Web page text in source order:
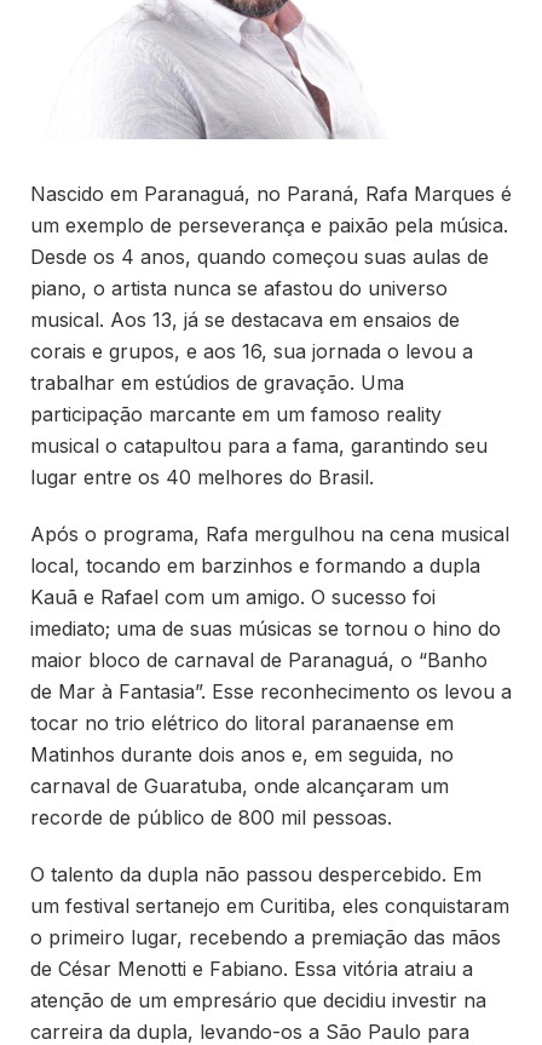
Nascido em Paranaguá, no Paraná, Rafa Marques é
um exemplo de perseverança e paixão pela música.
Desde os 4 anos, quando começou suas aulas de
piano, o artista nunca se afastou do universo
musical. Aos 13, já se destacava em ensaios de
corais e grupos, e aos 16, sua jornada o levou a
trabalhar em estúdios de gravação. Uma
participação marcante em um famoso reality
musical o catapultou para a fama, garantindo seu
lugar entre os 40 melhores do Brasil.
Após o programa, Rafa mergulhou na cena musical
local, tocando em barzinhos e formando a dupla
Kauã e Rafael com um amigo. O sucesso foi
imediato; uma de suas músicas se tornou o hino do
maior bloco de carnaval de Paranaguá, o “Banho
de Mar à Fantasia”. Esse reconhecimento os levou a
tocar no trio elétrico do litoral paranaense em
Matinhos durante dois anos e, em seguida, no
carnaval de Guaratuba, onde alcançaram um
recorde de público de 800 mil pessoas.
O talento da dupla não passou despercebido. Em
um festival sertanejo em Curitiba, eles conquistaram
o primeiro lugar, recebendo a premiação das mãos
de César Menotti e Fabiano. Essa vitória atraiu a
atenção de um empresário que decidiu investir na
carreira da dupla, levando-os a São Paulo para